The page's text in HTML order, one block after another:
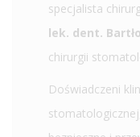
specjalista
lek. dent.
chirurgii
Doświadczeni